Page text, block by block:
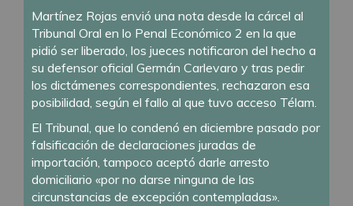
Martínez Rojas envió una nota desde la cárcel al
Tribunal Oral en lo Penal Económico 2 en la que
pidió ser liberado, los jueces notificaron del hecho a
su defensor oficial Germán Carlevaro y tras pedir
los dictámenes correspondientes, rechazaron esa
posibilidad, según el fallo al que tuvo acceso Télam.
El Tribunal, que lo condenó en diciembre pasado por
falsificación de declaraciones juradas de
importación, tampoco aceptó darle arresto
domiciliario «por no darse ninguna de las
circunstancias de excepción contempladas».